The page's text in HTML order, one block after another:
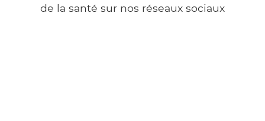
de la santé sur nos réseaux sociaux